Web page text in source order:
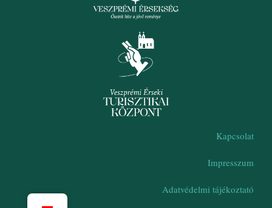
Kapcsolat
Impresszum
Adatvédelmi tájékoztató